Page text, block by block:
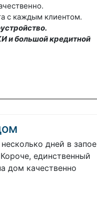
с каждым клиентом.
и большой кредитной
дней в запое
единственный
дом качественно